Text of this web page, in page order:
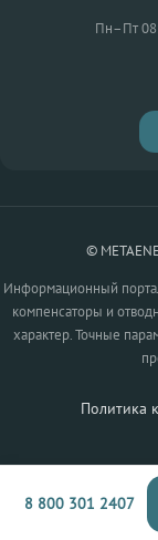
Пн–Пт
©
Информационный
компенсаторы и
характер. Точные
Политика
8 800 301 2407